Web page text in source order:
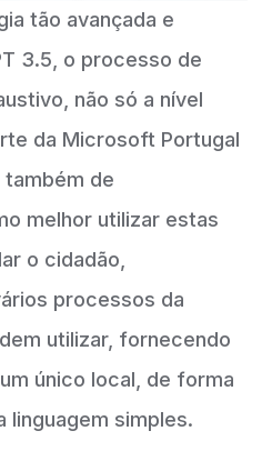
tão avançada e
3.5, o processo de
não só a nível
da Microsoft Portugal
de
melhor utilizar estas
o cidadão,
processos da
utilizar, fornecendo
único local, de forma
linguagem simples.